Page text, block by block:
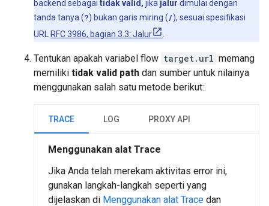
backend sebagai tidak valid, jika jalur dimulai dengan
tanda tanya (?) bukan garis miring (/), sesuai spesifikasi
URL
RFC 3986, bagian 3.3: Jalur
Tentukan apakah variabel flow target.url memang
memiliki tidak valid path dan sumber untuk nilainya
menggunakan salah satu metode berikut:
TRACE LOG PROXY API
Menggunakan alat Trace
Jika Anda telah merekam aktivitas error ini,
gunakan langkah-langkah seperti yang
dijelaskan di Menggunakan alat Trace dan